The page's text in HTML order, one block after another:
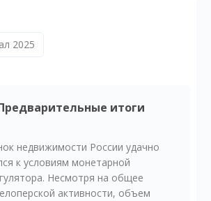
2025
итоги
недвижимости России удачно
к условиям монетарной
Несмотря на общее
активности, объем